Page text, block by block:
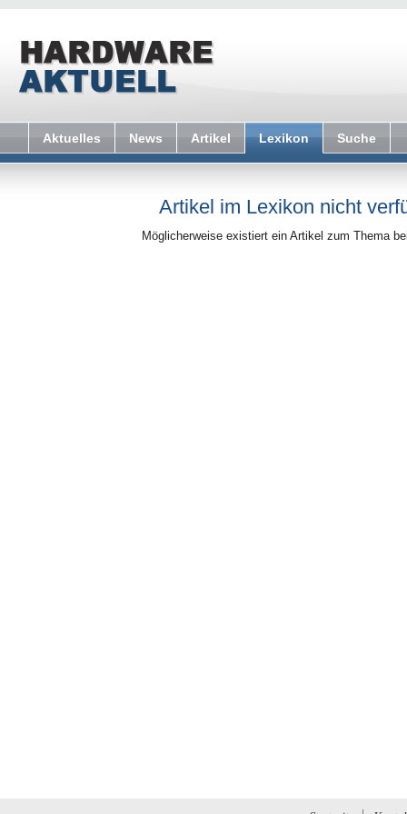
Aktuelles News Artikel Lexikon Suche
Artikel im Lexikon nicht
Möglicherweise existiert ein Artikel zum Thema